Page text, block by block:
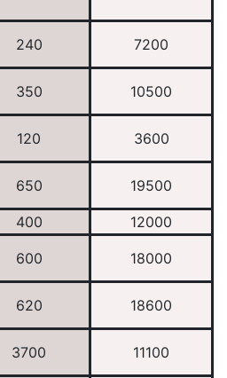
240 7200
350 10500
120 3600
650 19500
400
12000
600 18000
620 18600
3700 11100